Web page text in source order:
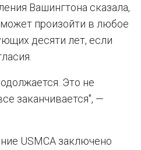
Вашингтона сказала,
произойти в любое
десяти лет, если
Это не
заканчивается", —
USMCA заключено